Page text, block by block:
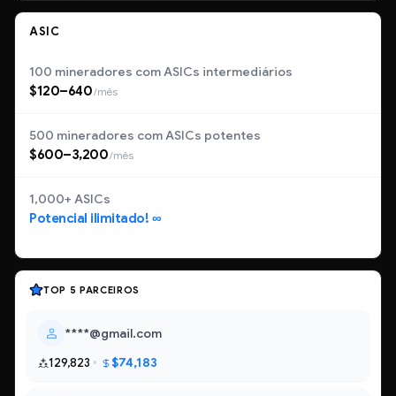
ASIC
100 mineradores com ASICs intermediários
$120–640/mês
500 mineradores com ASICs potentes
$600–3,200/mês
1,000+ ASICs
Potencial ilimitado! ∞
TOP 5 PARCEIROS
****@gmail.com
129,823 $74,183